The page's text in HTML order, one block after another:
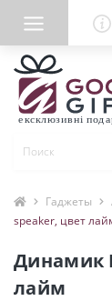
Гаджеты
speaker, цвет
Динамик
лайм